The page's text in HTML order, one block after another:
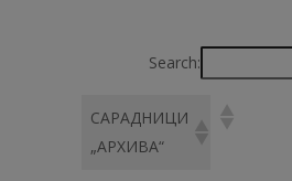
Search:
САРАДНИЦИ
„АРХИВА“